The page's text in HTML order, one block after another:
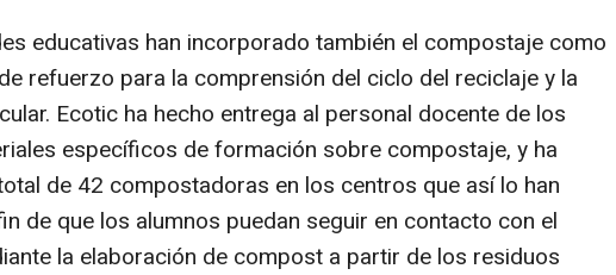
educativas han incorporado también el compostaje como
refuerzo para la comprensión del ciclo del reciclaje y la
Ecotic ha hecho entrega al personal docente de los
específicos de formación sobre compostaje, y ha
de 42 compostadoras en los centros que así lo han
de que los alumnos puedan seguir en contacto con el
la elaboración de compost a partir de los residuos